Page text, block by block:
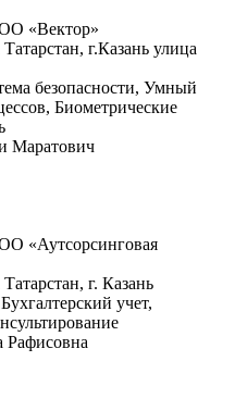
«Вектор»
г.Казань улица
безопасности, Умный
Биометрические
Маратович
«Аутсорсинговая
г. Казань
учет,